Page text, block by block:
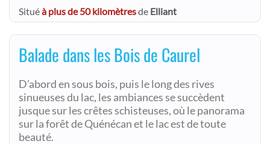
Situéà plus de 50 kilomètresde Elliant
Balade dans les Bois de Caurel
D’abord en sous bois, puis le long des rives
sinueuses du lac, les ambiances se succèdent
jusque sur les crêtes schisteuses, où le panorama
sur la forêt de Quénécan et le lac est de toute
beauté.